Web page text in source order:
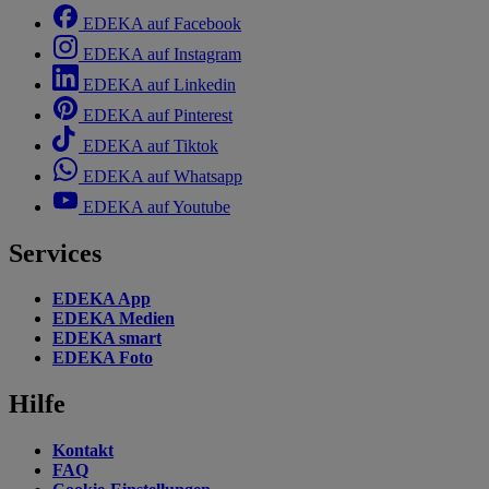
EDEKA auf Facebook
EDEKA auf Instagram
EDEKA auf Linkedin
EDEKA auf Pinterest
EDEKA auf Tiktok
EDEKA auf Whatsapp
EDEKA auf Youtube
Services
EDEKA App
EDEKA Medien
EDEKA smart
EDEKA Foto
Hilfe
Kontakt
FAQ